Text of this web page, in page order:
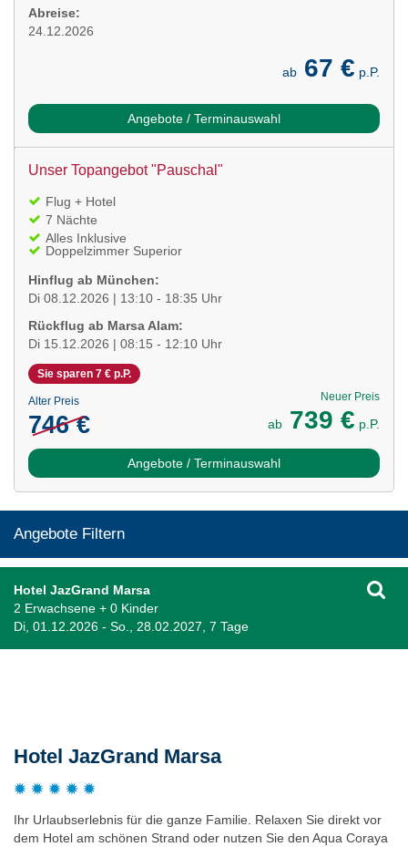
Abreise:
24.12.2026
ab 67 € p.P.
Angebote / Terminauswahl
Unser Topangebot "Pauschal"
Flug + Hotel
7 Nächte
Alles Inklusive
Doppelzimmer Superior
Hinflug ab München:
Di 08.12.2026 | 13:10 - 18:35 Uhr
Rückflug ab Marsa Alam:
Di 15.12.2026 | 08:15 - 12:10 Uhr
Sie sparen 7 € p.P.
Alter Preis
746 €
Neuer Preis
ab 739 € p.P.
Angebote / Terminauswahl
Angebote Filtern
Hotel JazGrand Marsa
2 Erwachsene + 0 Kinder
Di, 01.12.2026 - So., 28.02.2027, 7 Tage
Hotel JazGrand Marsa
Ihr Urlaubserlebnis für die ganze Familie. Relaxen Sie direkt vor
dem Hotel am schönen Strand oder nutzen Sie den Aqua Coraya